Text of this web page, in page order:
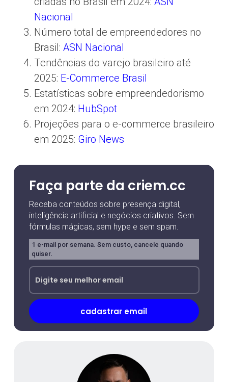
Nacional
Número total de empreendedores no
Brasil: ASN Nacional
Tendências do varejo brasileiro até
2025: E-Commerce Brasil
Estatísticas sobre empreendedorismo
em 2024: HubSpot
Projeções para o e-commerce brasileiro
em 2025: Giro News
Faça parte da criem.cc
Receba conteúdos sobre presença digital,
inteligência artificial e negócios criativos. Sem
fórmulas mágicas, sem hype e sem spam.
1 e-mail por semana. Sem custo, cancele quando
quiser.